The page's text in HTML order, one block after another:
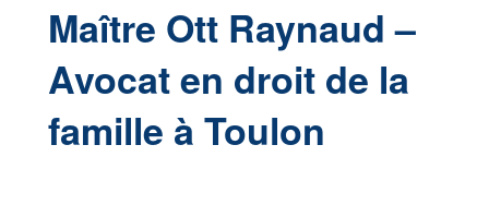
Maître Ott Raynaud –
Avocat en droit de la
famille à Toulon